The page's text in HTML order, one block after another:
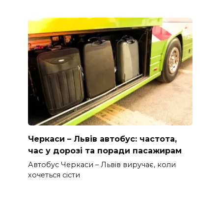
Черкаси – Львів автобус: частота,
час у дорозі та поради пасажирам
Автобус Черкаси – Львів виручає, коли
хочеться сісти